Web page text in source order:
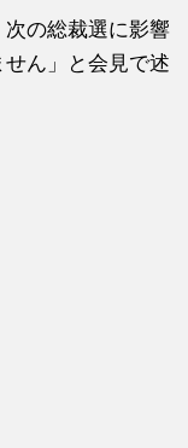
次の総裁選に影響
ん」と会見で述